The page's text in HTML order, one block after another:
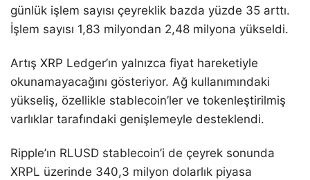
günlük işlem sayısı çeyreklik bazda yüzde 35 arttı.
İşlem sayısı 1,83 milyondan 2,48 milyona yükseldi.
Artış XRP Ledger’ın yalnızca fiyat hareketiyle
okunamayacağını gösteriyor. Ağ kullanımındaki
yükseliş, özellikle stablecoin’ler ve tokenleştirilmiş
varlıklar tarafındaki genişlemeyle desteklendi.
Ripple’ın RLUSD stablecoin’i de çeyrek sonunda
XRPL üzerinde 340,3 milyon dolarlık piyasa